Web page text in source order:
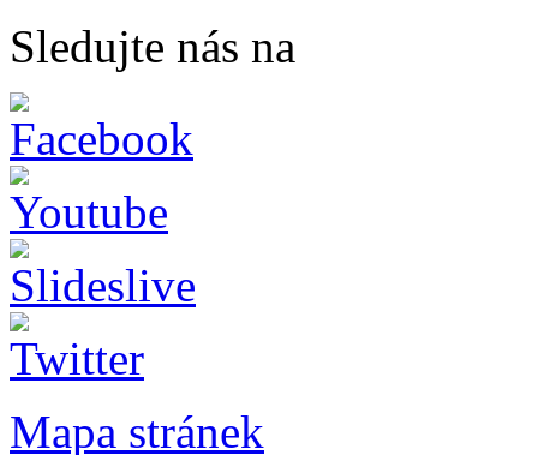
Sledujte nás na
Mapa stránek